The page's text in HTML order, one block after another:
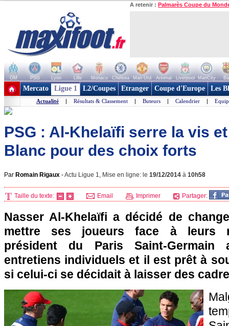
A retenir : Palmarès Coupe du
OM PSG Lyon Lille Monaco Chelsea Man Utd Arsenal Liverpool ManCity
+ de clubs
Mercato Ligue 1 L2/Coupes Etranger Coupe d'Europe Les
Actualité | Résultats & Classement | Buteurs | Calendrier |
PSG : Al-Khelaïfi serre la vis
Blanc pour des choix forts
Par Romain Rigaux -Actu Ligue 1, Mise en ligne: le 19/12/2014 à 10h58
Taille du texte: Email Imprimer Partager:
Nasser Al-Khelaïfi a décidé de
mettre ses joueurs face à leurs
président du Paris Saint-Germain
entretiens individuels et il est prêt à
si celui-ci se décidait à laisser des